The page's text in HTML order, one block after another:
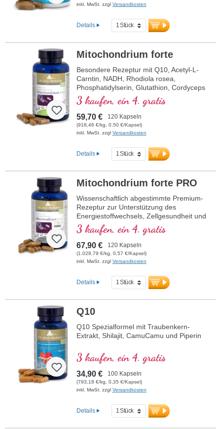
inkl. MwSt. zzgl Versandkosten
Details
Mitochondrium forte
Besondere Rezeptur mit Q10, Acetyl-L-
Carntin, NADH, Rhodiola rosea,
Phosphatidylserin, Glutathion, Cordyceps
und Kupfer, welches zu einem normalen
Stoffwechsel zur Energiegewinnung
beiträgt (in Form von ATP in der
Zellatmungskette).
3 kaufen, ein 4. gratis
59,70 € 120 Kapseln
(918,46 €/kg, 0,50 €/Kapsel)
inkl. MwSt. zzgl Versandkosten
Details
Mitochondrium forte PRO
Wissenschaftlich abgestimmte Premium-
Rezeptur zur Unterstützung des
Energiestoffwechsels, Zellgesundheit und
die Zellatmung in den Mitochondrien.
Enthält Resveratrol, OPC, Q10, NADH
und Thiamin zur Förderung des
Energiestoffwechsels sowie bioaktive
Folsäure (Methyltetrahydrofolat), die
Alpha-Liponsäure in der wertvollen
Sodium-R-Lipoat-Form. Vegan,
und über 20 Jahre Erfahrung garantieren
höchste Qualität. Von Ärzten entwickelt.
mehr Informationen zu
3 kaufen, ein 4. gratis
67,90 € 120 Kapseln
(1.028,79 €/kg, 0,57 €/Kapsel)
inkl. MwSt. zzgl Versandkosten
Details
Q10
Q10 Spezialformel mit Traubenkern-
Extrakt, Shilajit, CamuCamu und Piperin
3 kaufen, ein 4. gratis
34,90 € 100 Kapseln
(793,18 €/kg, 0,35 €/Kapsel)
inkl. MwSt. zzgl Versandkosten
Details